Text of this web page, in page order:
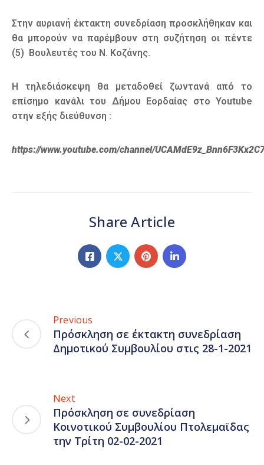
Στην αυριανή έκτακτη συνεδρίαση προσκλήθηκαν και
θα μπορούν να παρέμβουν στη συζήτηση οι πέντε
(5) Βουλευτές του Ν. Κοζάνης.
Η τηλεδιάσκεψη θα μεταδοθεί ζωντανά από το
επίσημο κανάλι του Δήμου Εορδαίας στο Youtube
στην εξής διεύθυνση :
https://www.youtube.com/channel/
Share Article
Previous
Πρόσκληση σε έκτακτη συνεδρίαση
Δημοτικού Συμβουλίου στις 28-1-2021
Next
Πρόσκληση σε συνεδρίαση
Κοινοτικού Συμβουλίου Πτολεμαϊδας
την Τρίτη 02-02-2021